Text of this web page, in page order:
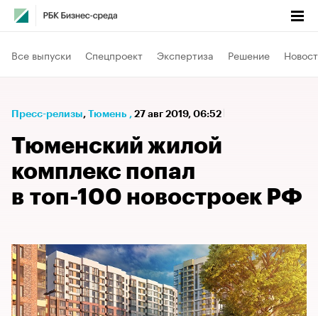
Все выпуски Спецпроект Экспертиза Решение
Пресс-релизы⁠, Тюмень , 27 авг 2019, 06:52
Тюменский жилой
комплекс попал
в топ-100 новостроек РФ